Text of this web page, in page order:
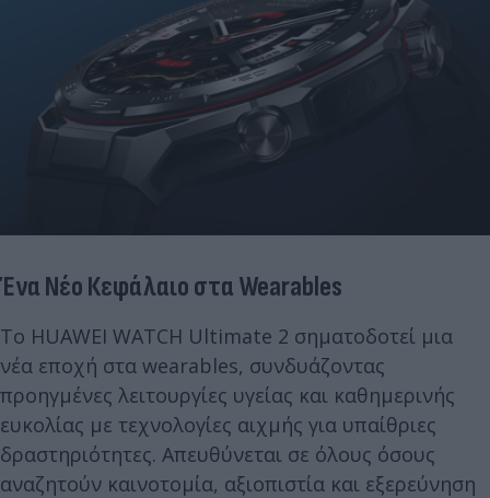
Ένα Νέο Κεφάλαιο στα Wearables
Το HUAWEI WATCH Ultimate 2 σηματοδοτεί μια
νέα εποχή στα wearables, συνδυάζοντας
προηγμένες λειτουργίες υγείας και καθημερινής
ευκολίας με τεχνολογίες αιχμής για υπαίθριες
δραστηριότητες. Απευθύνεται σε όλους όσους
αναζητούν καινοτομία, αξιοπιστία και εξερεύνηση